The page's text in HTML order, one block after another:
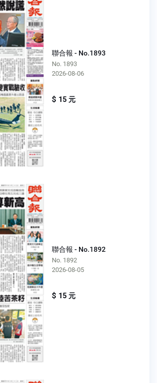
聯合報 - No.1893
No. 1893
2026-08-06
$ 15 元
聯合報 - No.1892
No. 1892
2026-08-05
$ 15 元